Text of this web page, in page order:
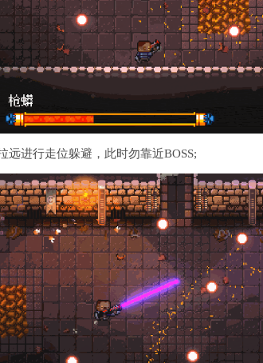
进行走位躲避，此时勿靠近BOSS;